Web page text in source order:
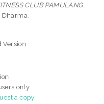
CLUB PAMULANG.
Version
only
a copy